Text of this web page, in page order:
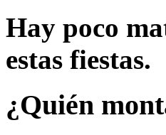
Hay poco
estas fiestas.
¿Quién